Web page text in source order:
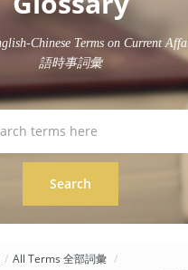
Chinese Terms on Current
語時事詞彙
/ All Terms 全部詞彙 /